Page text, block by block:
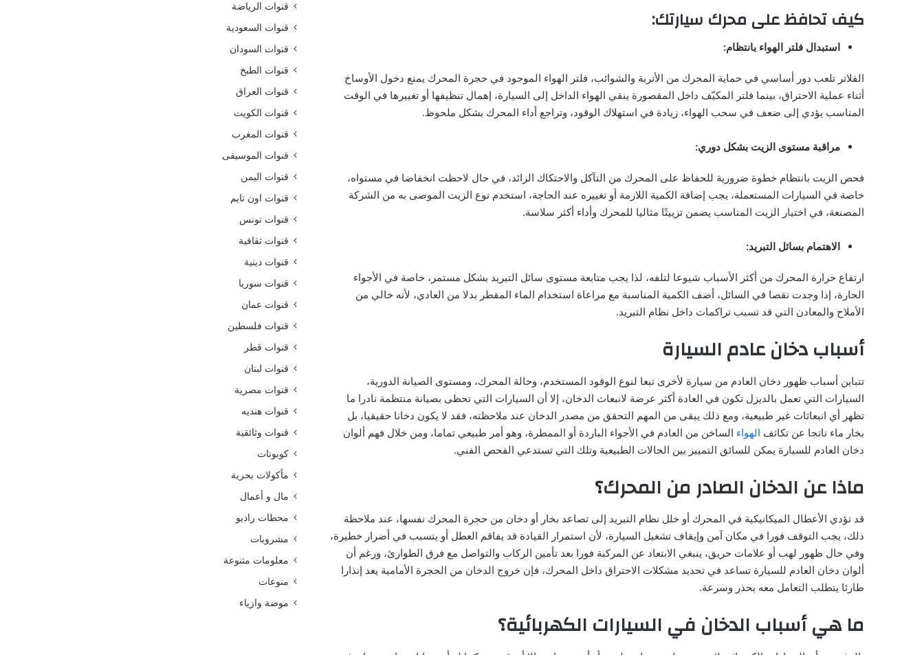
كيف تحافظ على محرك سيارتك:
استبدال فلتر الهواء بانتظام:
الفلاتر تلعب دور أساسي في حماية المحرك من الأتربة والشوائب، فلتر الهواء الموجود في حجرة المحرك يمنع دخول الأوساخ
أثناء عملية الاحتراق، بينما فلتر المكيّف داخل المقصورة ينقي الهواء الداخل إلى السيارة، إهمال تنظيفها أو تغييرها في الوقت
المناسب يؤدي إلى ضعف في سحب الهواء، زيادة في استهلاك الوقود، وتراجع أداء المحرك بشكل ملحوظ.
مراقبة مستوى الزيت بشكل دوري:
فحص الزيت بانتظام خطوة ضرورية للحفاظ على المحرك من التآكل والاحتكاك الزائد، في حال لاحظت انخفاضا في مستواه،
خاصة في السيارات المستعملة، يجب إضافة الكمية اللازمة أو تغييره عند الحاجة، استخدم نوع الزيت الموصى به من الشركة
المصنعة، في اختيار الزيت المناسب يضمن تزييتًا مثاليا للمحرك وأداء أكثر سلاسة.
الاهتمام بسائل التبريد:
ارتفاع حرارة المحرك من أكثر الأسباب شيوعا لتلفه، لذا يجب متابعة مستوى سائل التبريد بشكل مستمر، خاصة في الأجواء
الحارة، إذا وجدت نقصا في السائل، أضف الكمية المناسبة مع مراعاة استخدام الماء المقطر بدلا من العادي، لأنه خالي من
الأملاح والمعادن التي قد تسبب تراكمات داخل نظام التبريد.
أسباب دخان عادم السيارة
تتباين أسباب ظهور دخان العادم من سيارة لأخرى تبعا لنوع الوقود المستخدم، وحالة المحرك، ومستوى الصيانة الدورية،
السيارات التي تعمل بالديزل تكون في العادة أكثر عرضة لانبعاث الدخان، إلا أن السيارات التي تحظى بصيانة منتظمة نادرا ما
تظهر أي انبعاثات غير طبيعية، ومع ذلك يبقى من المهم التحقق من مصدر الدخان عند ملاحظته، فقد لا يكون دخانا حقيقيا، بل
بخار ماء ناتجا عن تكاثف الهواء الساخن من العادم في الأجواء الباردة أو الممطرة، وهو أمر طبيعي تماما، ومن خلال فهم ألوان
دخان العادم للسيارة يمكن للسائق التمييز بين الحالات الطبيعية وتلك التي تستدعي الفحص الفني.
ماذا عن الدخان الصادر من المحرك؟
قد تؤدي الأعطال الميكانيكية في المحرك أو خلل نظام التبريد إلى تصاعد بخار أو دخان من حجرة المحرك نفسها، عند ملاحظة
ذلك، يجب التوقف فورا في مكان آمن وإيقاف تشغيل السيارة، لأن استمرار القيادة قد يفاقم العطل أو يتسبب في أضرار خطيرة،
وفي حال ظهور لهب أو علامات حريق، ينبغي الابتعاد عن المركبة فورا بعد تأمين الركاب والتواصل مع فرق الطوارئ، ورغم أن
ألوان دخان العادم للسيارة تساعد في تحديد مشكلات الاحتراق داخل المحرك، فإن خروج الدخان من الحجرة الأمامية يعد إنذارا
طارئا يتطلب التعامل معه بحذر وسرعة.
ما هي أسباب الدخان في السيارات الكهربائية؟
قنوات الرياضة
قنوات السعودية
قنوات السودان
قنوات الطبخ
قنوات العراق
قنوات الكويت
قنوات المغرب
قنوات الموسيقى
قنوات اليمن
قنوات اون تايم
قنوات تونس
قنوات ثقافية
قنوات دينية
قنوات سوريا
قنوات عمان
قنوات فلسطين
قنوات قطر
قنوات لبنان
قنوات مصرية
قنوات هنديه
قنوات وثائقية
كوبونات
مأكولات بحرية
مال و أعمال
محطات راديو
مشروبات
معلومات متنوعة
منوعات
موضة وازياء